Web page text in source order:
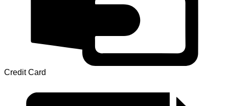
Credit Card